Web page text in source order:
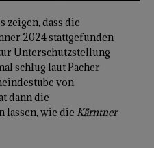
zeigen, dass die
2024 stattgefunden
Unterschutzstellung
schlug laut Pacher
von
dann die
lassen, wie die Kärntner